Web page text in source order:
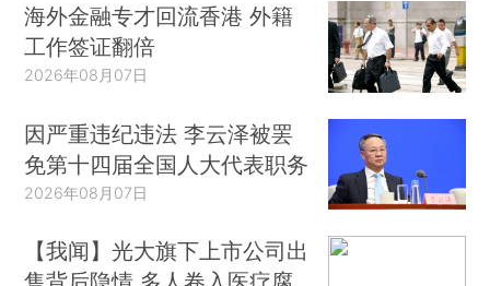
海外金融专才回流香港 外籍
工作签证翻倍
2026年08月07日
因严重违纪违法 李云泽被罢
免第十四届全国人大代表职务
2026年08月07日
【我闻】光大旗下上市公司出